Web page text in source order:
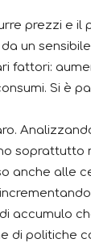
prezzi e il
un
fattori:
Si è
soprattutto
anche alle
accumulo
di politiche